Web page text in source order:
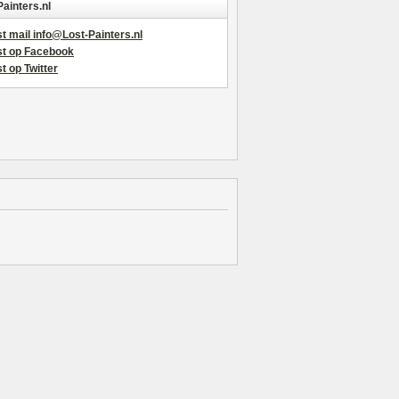
mail info@Lost-Painters.nl
op Facebook
op Twitter